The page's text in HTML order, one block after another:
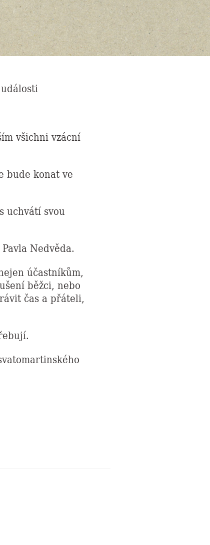
všichni vzácní
bude konat ve
uchvátí svou
Nedvěda.
účastníkům,
běžci, nebo
čas a přáteli,